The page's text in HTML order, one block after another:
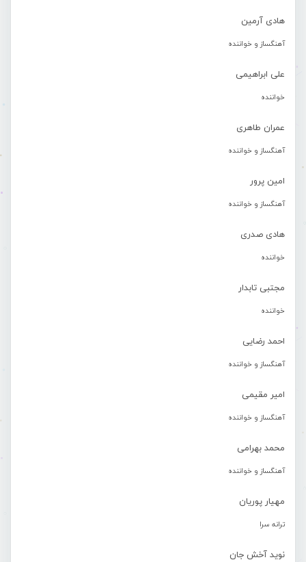
هادی آرمین
آهنگساز و خواننده
علی ابراهیمی
خواننده
عمران طاهری
آهنگساز و خواننده
امین پرور
آهنگساز و خواننده
هادی صدری
خواننده
مجتبی تابدار
خواننده
احمد رضایی
آهنگساز و خواننده
امیر مقیمی
آهنگساز و خواننده
محمد بهرامی
آهنگساز و خواننده
مهیار پوریان
ترانه سرا
نوید آخش جان